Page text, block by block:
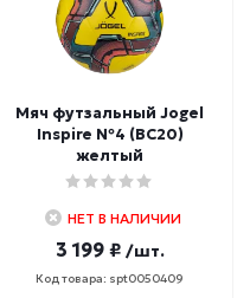
Мяч футзальный Jogel
Inspire №4 (BC20)
желтый
НЕТ В НАЛИЧИИ
3 199 ₽ /шт.
Код товара: spt0050409